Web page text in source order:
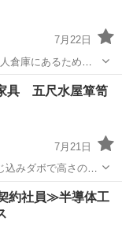
7月22日
ができます。 詳細
。 サイズ 幅
屋箪笥
具 五尺水屋箪笥
7月21日
民芸
約社員≫半導体工